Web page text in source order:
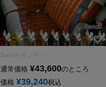
Sandii サンディ
通常価格 ¥43,600のところ
価格 ¥39,240税込